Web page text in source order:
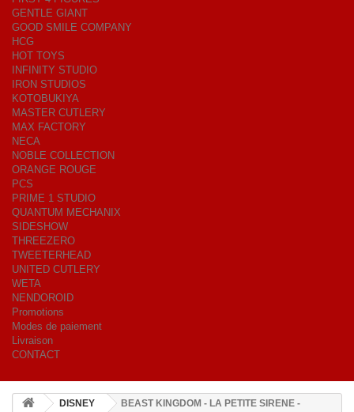
GENTLE GIANT
GOOD SMILE COMPANY
HCG
HOT TOYS
INFINITY STUDIO
IRON STUDIOS
KOTOBUKIYA
MASTER CUTLERY
MAX FACTORY
NECA
NOBLE COLLECTION
ORANGE ROUGE
PCS
PRIME 1 STUDIO
QUANTUM MECHANIX
SIDESHOW
THREEZERO
TWEETERHEAD
UNITED CUTLERY
WETA
NENDOROID
Promotions
Modes de paiement
Livraison
CONTACT
DISNEY BEAST KINGDOM - LA PETITE SIRENE -